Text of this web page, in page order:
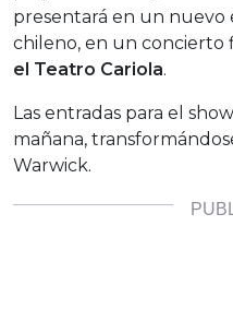
presentará en un
chileno, en un concierto
el Teatro Cariola.
Las entradas para el
mañana,
Warwick.